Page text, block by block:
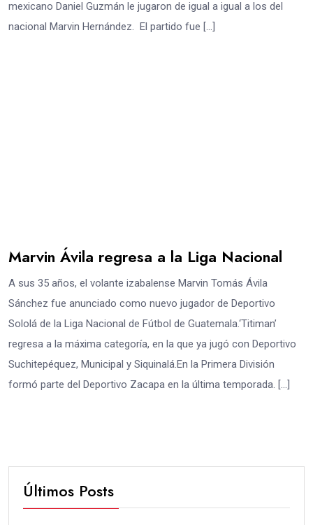
mexicano Daniel Guzmán le jugaron de igual a igual a los del
nacional Marvin Hernández. El partido fue […]
Marvin Ávila regresa a la Liga Nacional
A sus 35 años, el volante izabalense Marvin Tomás Ávila
Sánchez fue anunciado como nuevo jugador de Deportivo
Sololá de la Liga Nacional de Fútbol de Guatemala.‘Titiman’
regresa a la máxima categoría, en la que ya jugó con Deportivo
Suchitepéquez, Municipal y Siquinalá.En la Primera División
formó parte del Deportivo Zacapa en la última temporada. […]
Últimos Posts